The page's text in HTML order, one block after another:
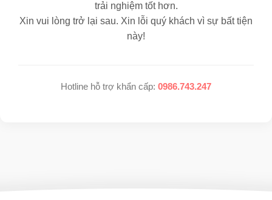
trải nghiệm tốt hơn.
Xin vui lòng trở lại sau. Xin lỗi quý khách vì sự bất tiện
này!
Hotline hỗ trợ khẩn cấp: 0986.743.247